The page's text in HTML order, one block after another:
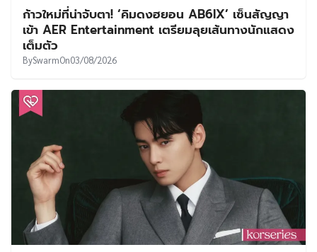
ก้าวใหม่ที่น่าจับตา! ‘คิมดงฮยอน AB6IX’ เซ็นสัญญา
เข้า AER Entertainment เตรียมลุยเส้นทางนักแสดง
เต็มตัว
BySwarmOn03/08/2026